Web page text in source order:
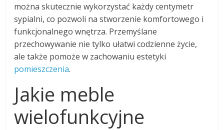
można skutecznie wykorzystać każdy centymetr
sypialni, co pozwoli na stworzenie komfortowego i
funkcjonalnego wnętrza. Przemyślane
przechowywanie nie tylko ułatwi codzienne życie,
ale także pomoże w zachowaniu estetyki
pomieszczenia.
Jakie meble
wielofunkcyjne